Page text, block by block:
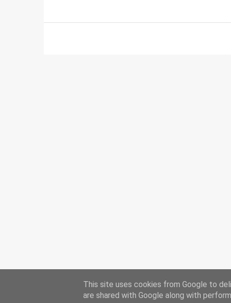
This site uses cookies from Google to
are shared with Google along with